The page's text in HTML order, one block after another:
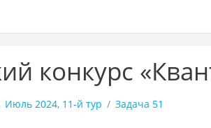
конкурс
Июль 2024, 11-й тур Задача 51